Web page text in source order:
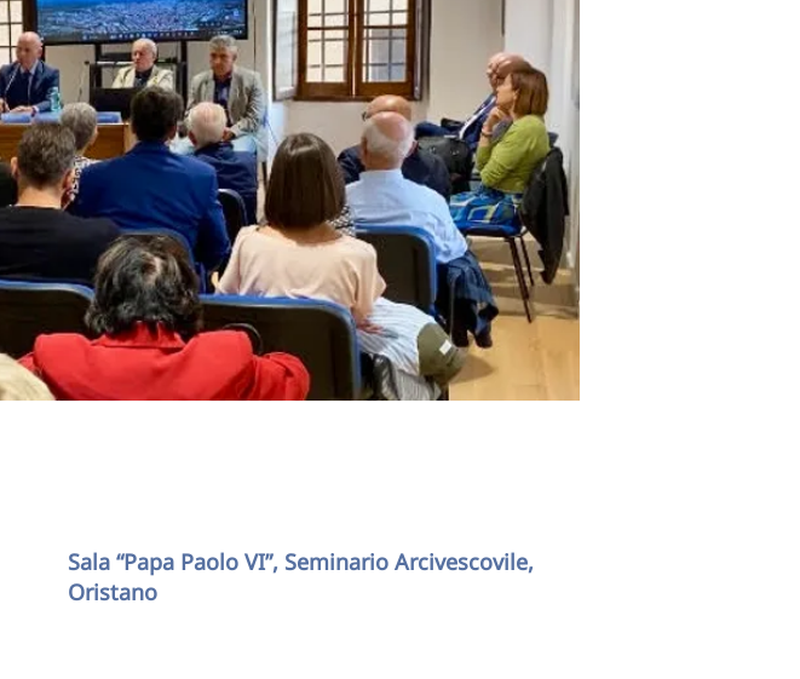
Sala “Papa Paolo VI”, Seminario Arcivescovile,
Oristano